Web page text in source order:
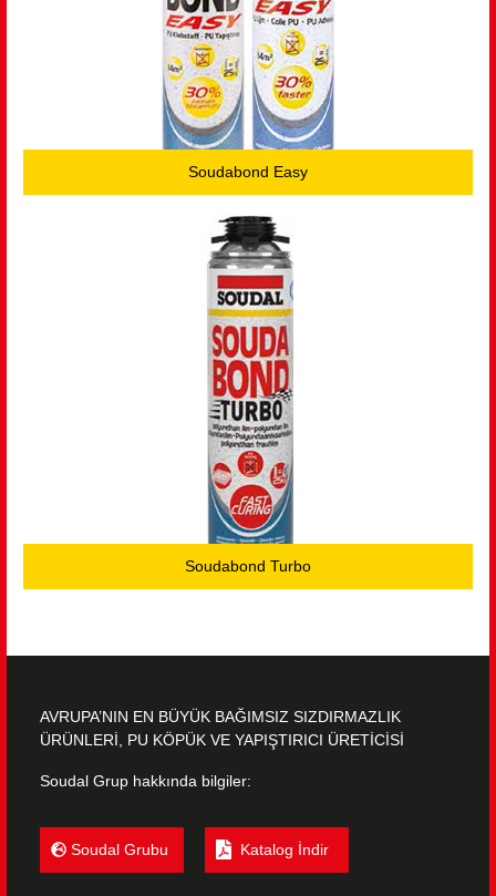
Soudabond Easy
Soudabond Turbo
AVRUPA’NIN EN BÜYÜK BAĞIMSIZ SIZDIRMAZLIK
ÜRÜNLERİ, PU KÖPÜK VE YAPIŞTIRICI ÜRETİCİSİ
Soudal Grup hakkında bilgiler:
Soudal Grubu Katalog İndir